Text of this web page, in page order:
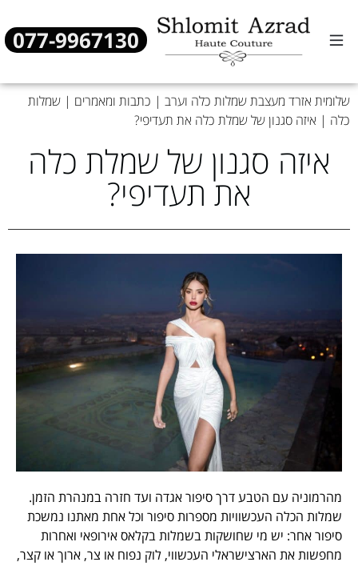
077-9967130
שלומית אזרד מעצבת שמלות כלה וערב | כתבות ומאמרים | שמלות
כלה | איזה סגנון של שמלת כלה את תעדיפי?
איזה סגנון של שמלת כלה
את תעדיפי?
מהרמוניה עם הטבע דרך סיפור אגדה ועד חזרה במנהרת הזמן.
שמלות הכלה העכשוויות מספרות סיפור וכל אחת מאתנו נמשכת
סיפור אחר: יש מי שחושקות בשמלות בקלאס אירופאי ואחרות
מחפשות את הארצישראלי העכשווי, לוק נפוח או צר, ארוך או קצר,